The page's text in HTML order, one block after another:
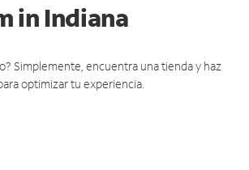
in Indiana
Simplemente, encuentra una tienda y haz
optimizar tu experiencia.